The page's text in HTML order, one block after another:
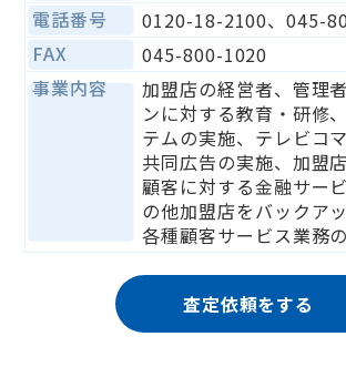
電話番号
0120-18-2100、045-
FAX
045-800-1020
事業内容
加盟店の経営者、管理
ンに対する教育・研修
テムの実施、テレビコ
共同広告の実施、加盟
顧客に対する金融サー
の他加盟店をバックア
各種顧客サービス業務
査定依頼をする